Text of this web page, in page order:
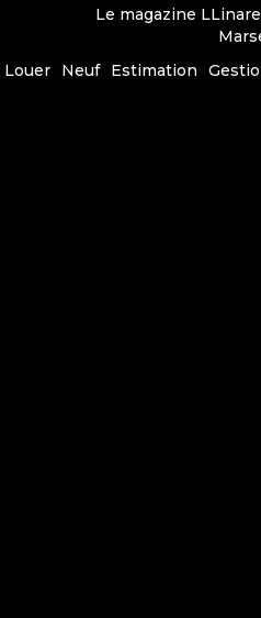
Le magazine
Louer Neuf Estimation